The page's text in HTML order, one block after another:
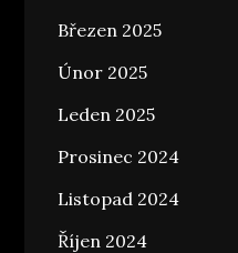
Březen 2025
Únor 2025
Leden 2025
Prosinec 2024
Listopad 2024
Říjen 2024